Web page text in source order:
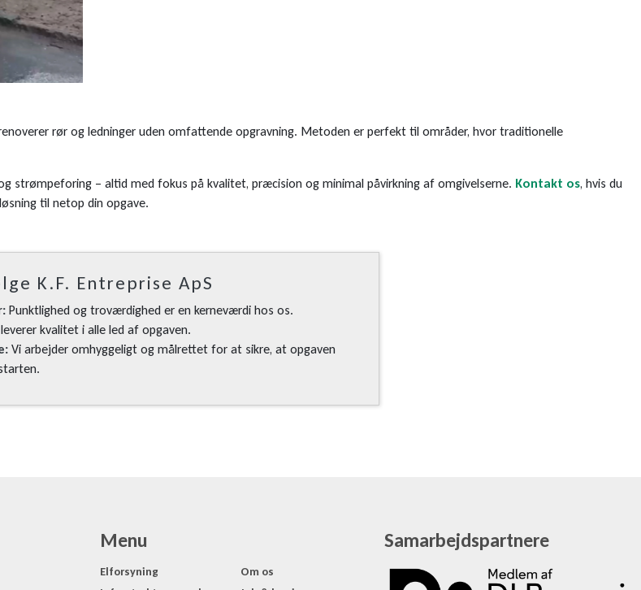
rør og ledninger uden omfattende opgravning. Metoden er perfekt til områder, hvor traditionelle
strømpeforing – altid med fokus på kvalitet, præcision og minimal påvirkning af omgivelserne. Kontakt os, hvis du
til netop din opgave.
K.F. Entreprise ApS
Punktlighed og troværdighed er en kerneværdi hos os.
kvalitet i alle led af opgaven.
Vi arbejder omhyggeligt og målrettet for at sikre, at opgaven
Menu
Elforsyning
Om os
Samarbejdspartnere